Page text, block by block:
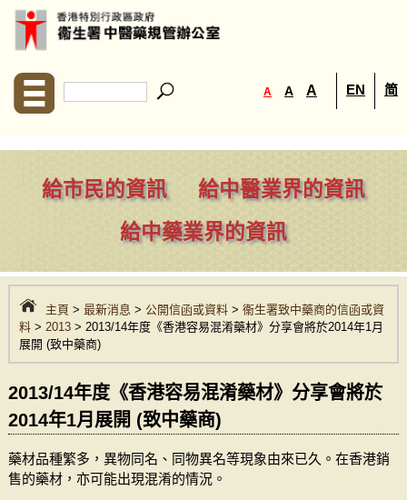
A A A EN 简
給市民的資訊
給中醫業界的資訊
給中藥業界的資訊
主頁 > 最新消息 > 公開信函或資料> 衞生署致中藥商的信函或資
料> 2013> 2013/14年度《香港容易混淆藥材》分享會將於2014年1月
展開 (致中藥商)
2013/14年度《香港容易混淆藥材》分享會將於
2014年1月展開 (致中藥商)
藥材品種繁多，異物同名、同物異名等現象由來已久。在香港銷
售的藥材，亦可能出現混淆的情況。